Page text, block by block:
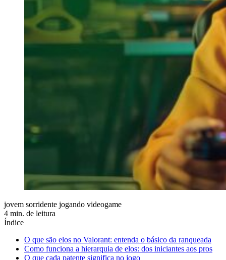
jovem sorridente jogando videogame
4 min. de leitura
Índice
O que são elos no Valorant: entenda o básico da ranqueada
Como funciona a hierarquia de elos: dos iniciantes aos pros
O que cada patente significa no jogo